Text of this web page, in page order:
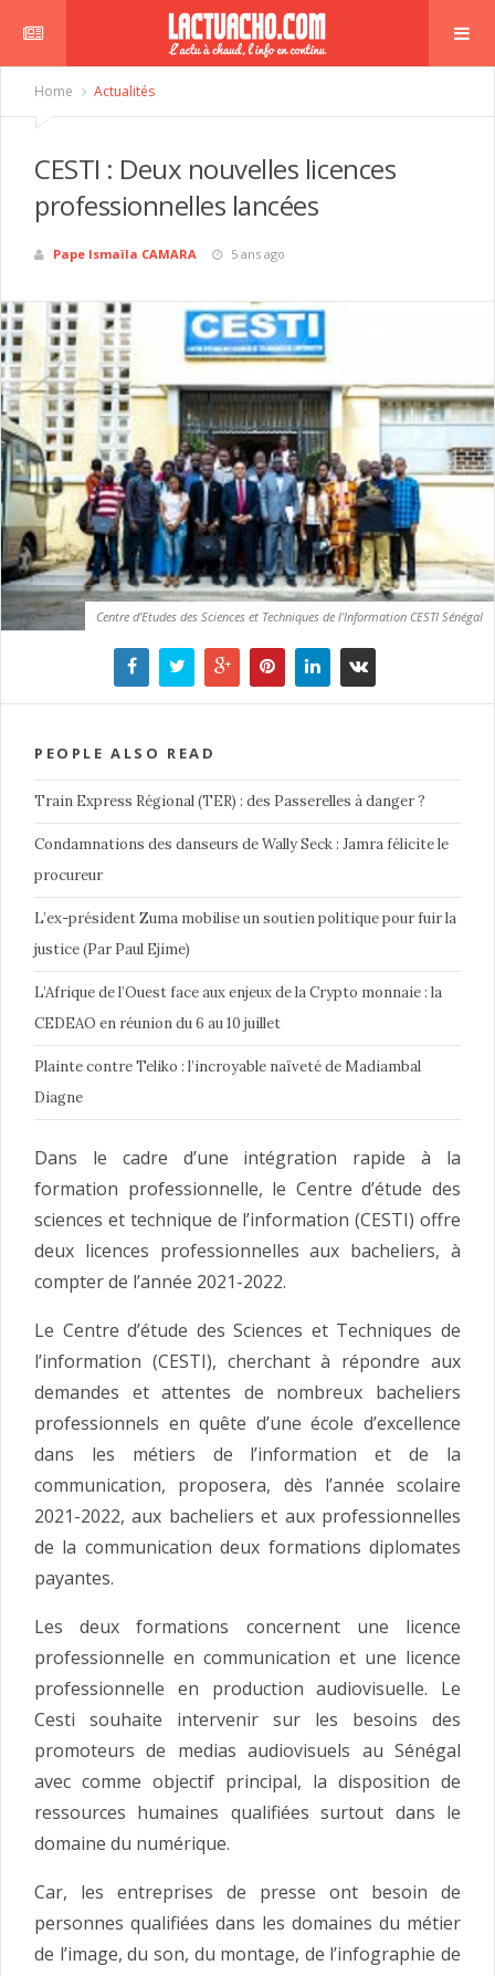
Home Actualités
CESTI : Deux nouvelles licences
professionnelles lancées
Pape Ismaïla CAMARA 5 ans ago
Centre d’Etudes des Sciences et Techniques de l’Information CESTI Sénégal
PEOPLE ALSO READ
Train Express Régional (TER) : des Passerelles à danger ?
Condamnations des danseurs de Wally Seck : Jamra félicite le
procureur
L’ex-président Zuma mobilise un soutien politique pour fuir la
justice (Par Paul Ejime)
L’Afrique de l’Ouest face aux enjeux de la Crypto monnaie : la
CEDEAO en réunion du 6 au 10 juillet
Plainte contre Teliko : l’incroyable naïveté de Madiambal
Diagne
Dans le cadre d’une intégration rapide à la
formation professionnelle, le Centre d’étude des
sciences et technique de l’information (CESTI) offre
deux licences professionnelles aux bacheliers, à
compter de l’année 2021-2022.
Le Centre d’étude des Sciences et Techniques de
l’information (CESTI), cherchant à répondre aux
demandes et attentes de nombreux bacheliers
professionnels en quête d’une école d’excellence
dans les métiers de l’information et de la
communication, proposera, dès l’année scolaire
2021-2022, aux bacheliers et aux professionnelles
de la communication deux formations diplomates
payantes.
Les deux formations concernent une licence
professionnelle en communication et une licence
professionnelle en production audiovisuelle. Le
Cesti souhaite intervenir sur les besoins des
promoteurs de medias audiovisuels au Sénégal
avec comme objectif principal, la disposition de
ressources humaines qualifiées surtout dans le
domaine du numérique.
Car, les entreprises de presse ont besoin de
personnes qualifiées dans les domaines du métier
de l’image, du son, du montage, de l’infographie de